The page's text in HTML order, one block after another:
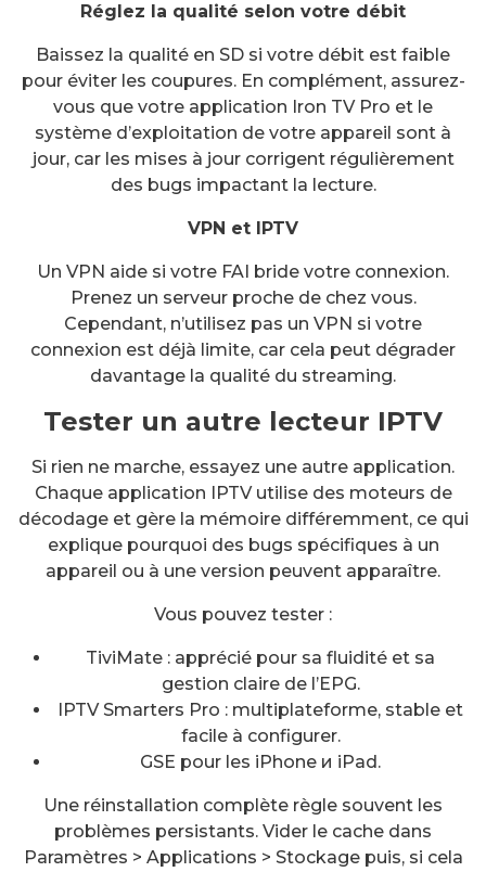
Réglez la qualité selon votre débit
Baissez la qualité en SD si votre débit est faible
pour éviter les coupures. En complément, assurez-
vous que votre application Iron TV Pro et le
système d’exploitation de votre appareil sont à
jour, car les mises à jour corrigent régulièrement
des bugs impactant la lecture.
VPN et IPTV
Un VPN aide si votre FAI bride votre connexion.
Prenez un serveur proche de chez vous.
Cependant, n’utilisez pas un VPN si votre
connexion est déjà limite, car cela peut dégrader
davantage la qualité du streaming.
Tester un autre lecteur IPTV
Si rien ne marche, essayez une autre application.
Chaque application IPTV utilise des moteurs de
décodage et gère la mémoire différemment, ce qui
explique pourquoi des bugs spécifiques à un
appareil ou à une version peuvent apparaître.
Vous pouvez tester :
TiviMate : apprécié pour sa fluidité et sa
gestion claire de l’EPG.
IPTV Smarters Pro : multiplateforme, stable et
facile à configurer.
GSE pour les iPhone и iPad.
Une réinstallation complète règle souvent les
problèmes persistants. Vider le cache dans
Paramètres > Applications > Stockage puis, si cela